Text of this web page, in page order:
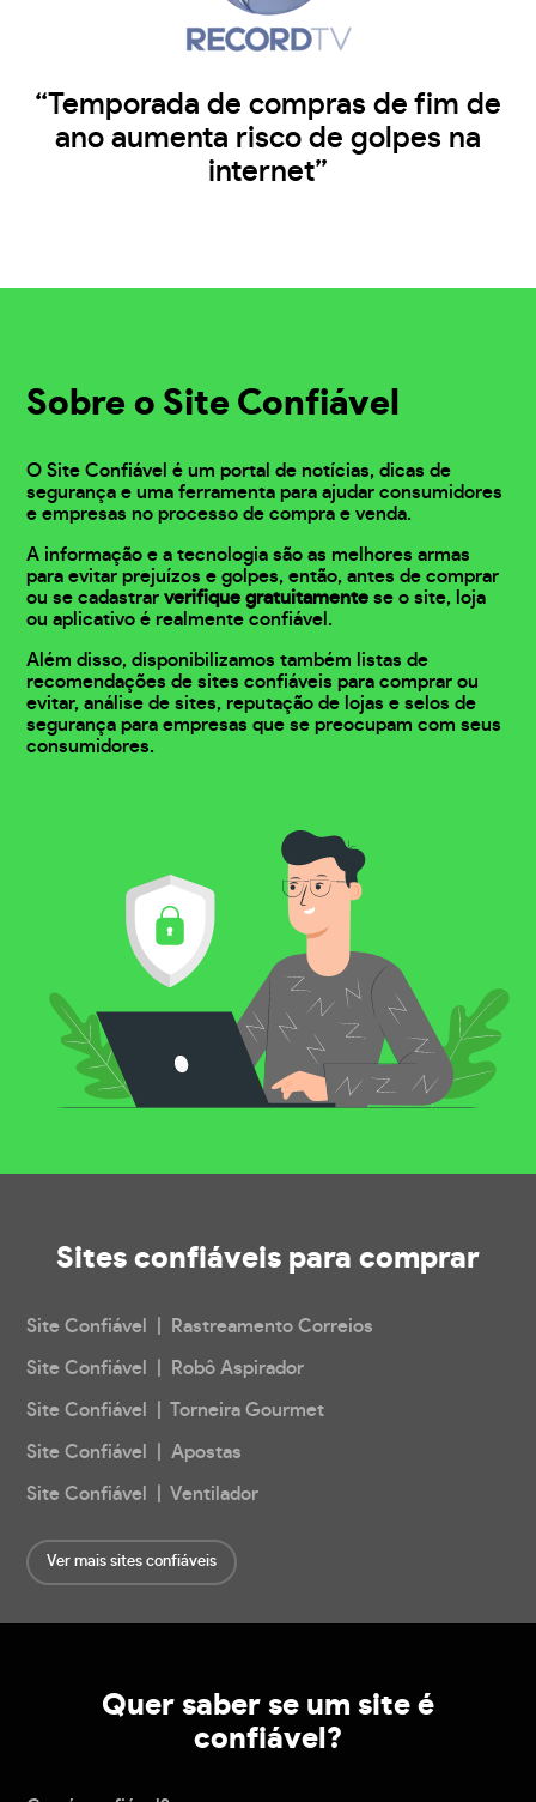
“Temporada de compras de fim de
ano aumenta risco de golpes na
internet”
Sobre o Site Confiável
O Site Confiável é um portal de notícias, dicas de
segurança e uma ferramenta para ajudar consumidores
e empresas no processo de compra e venda.
A informação e a tecnologia são as melhores armas
para evitar prejuízos e golpes, então, antes de comprar
ou se cadastrarverifique gratuitamente se o site, loja
ou aplicativo é realmente confiável.
Além disso, disponibilizamos também listas de
recomendações de sites confiáveis para comprar ou
evitar, análise de sites, reputação de lojas e selos de
segurança para empresas que se preocupam com seus
consumidores.
Sites confiáveis para comprar
Site Confiável | Rastreamento Correios
Site Confiável | Robô Aspirador
Site Confiável | Torneira Gourmet
Site Confiável | Apostas
Site Confiável | Ventilador
Ver mais sites confiáveis
Quer saber se um site é
confiável?